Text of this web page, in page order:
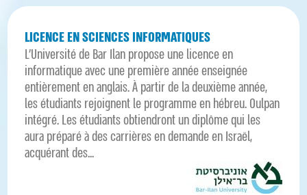
LICENCE EN SCIENCES INFORMATIQUES
L'Université de Bar Ilan propose une licence en
informatique avec une première année enseignée
entièrement en anglais. À partir de la deuxième année,
les étudiants rejoignent le programme en hébreu. Oulpan
intégré. Les étudiants obtiendront un diplôme qui les
aura préparé à des carrières en demande en Israël,
acquérant des...